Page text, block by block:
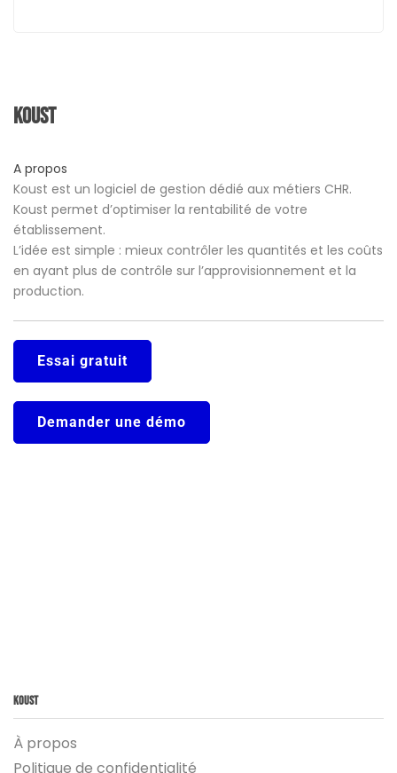
Koust
A propos
Koust est un logiciel de gestion dédié aux métiers CHR.
Koust permet d’optimiser la rentabilité de votre
établissement.
L’idée est simple : mieux contrôler les quantités et les coûts
en ayant plus de contrôle sur l’approvisionnement et la
production.
Essai gratuit
Demander une démo
Koust
À propos
Politique de confidentialité